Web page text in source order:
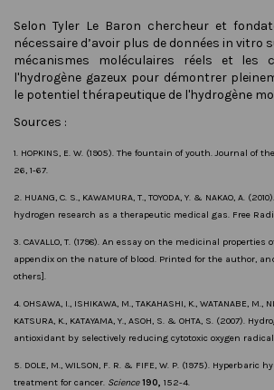
Selon Tyler Le Baron chercheur et
nécessaire d’avoir plus de données in vitro
mécanismes moléculaires réels et les
l'hydrogène gazeux pour démontrer
le potentiel thérapeutique de l'hydrogène
Sources :
1. HOPKINS, E. W. (1905). The fountain of youth. Journal of
26, 1-67.
2. HUANG, C. S., KAWAMURA, T., TOYODA, Y. & NAKAO, A.
hydrogen research as a therapeutic medical gas. Free
3. CAVALLO, T. (1798). An essay on the medicinal
appendix on the nature of blood. Printed for the author,
others].
4. OHSAWA, I., ISHIKAWA, M., TAKAHASHI, K., WATANABE, M.,
KATSURA, K., KATAYAMA, Y., ASOH, S. & OHTA, S. (2007).
antioxidant by selectively reducing cytotoxic oxygen
5. DOLE, M., WILSON, F. R. & FIFE, W. P. (1975). Hyperbaric
treatment for cancer. Science 190, 152-4.